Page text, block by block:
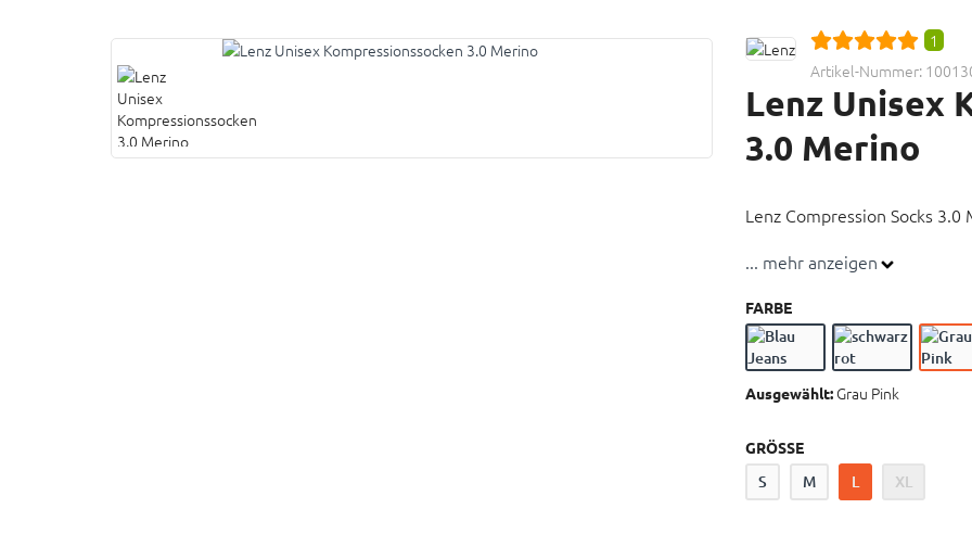
1
Artikel-Nummer:
Lenz Unisex
3.0 Merino
Lenz Compression Socks 3.0
S.E.P. Technologie
Zusätzlicher
Starke Polsterung im
Kompressions-Stricktechnik
Anatomisch auf L+R gestrickt
... mehr anzeigen
FARBE
Ausgewählt: Grau Pink
GRÖSSE
S M L XL